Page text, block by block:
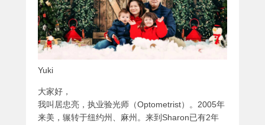
Yuki
大家好，
我叫居忠亮，执业验光师（Optometrist）。2005年
来美，辗转于纽约州、麻州。来到Sharon已有2年